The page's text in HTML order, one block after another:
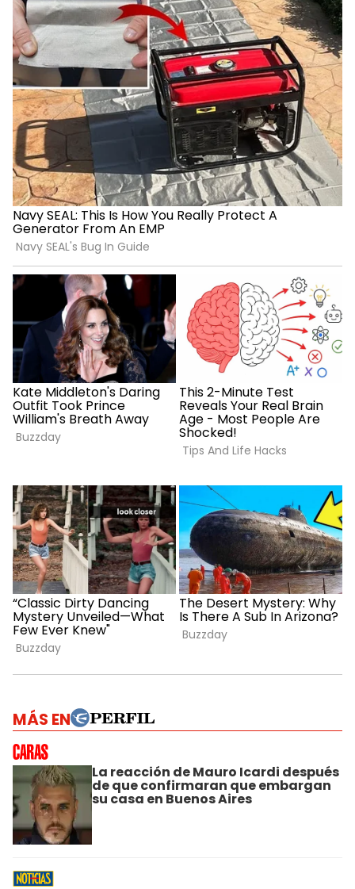
MÁS EN
La reacción de Mauro Icardi después
de que confirmaran que embargan
su casa en Buenos Aires